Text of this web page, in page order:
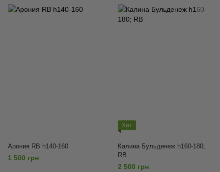
Арония RB h140-160
1 500 грн
Хит
Калина Бульденеж h160-180;
RB
2 500 грн